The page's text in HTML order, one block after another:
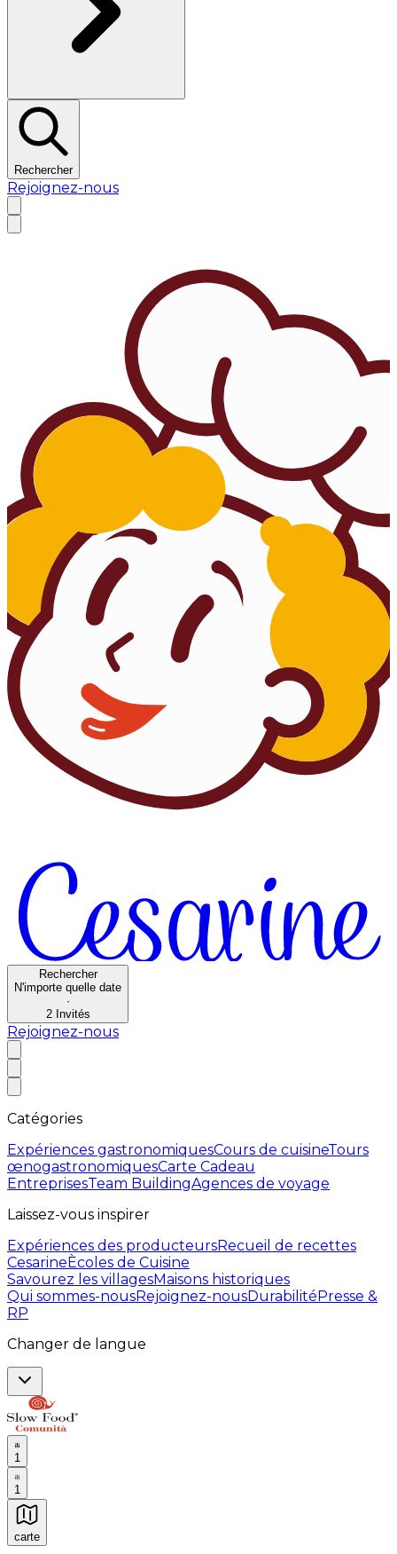
Rechercher
Rejoignez-nous
Rechercher
N'importe quelle date
·
2 Invités
Rejoignez-nous
Catégories
Expériences gastronomiquesCours de cuisineTours
œnogastronomiquesCarte Cadeau
EntreprisesTeam BuildingAgences de voyage
Laissez-vous inspirer
Expériences des producteursRecueil de recettes
CesarineÈcoles de Cuisine
Savourez les villagesMaisons historiques
Qui sommes-nousRejoignez-nousDurabilitéPresse &
RP
Changer de langue
1
1
carte